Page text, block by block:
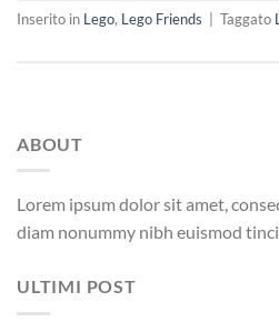
Inserito in Lego, Lego Friends Taggato
ABOUT
Lorem ipsum dolor sit amet,
diam nonummy nibh euismod
ULTIMI POST